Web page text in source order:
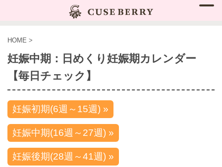
HOME >
妊娠中期：日めくり妊娠期カレンダー
【毎日チェック】
妊娠初期(6週～15週) »
妊娠中期(16週～27週) »
妊娠後期(28週～41週) »